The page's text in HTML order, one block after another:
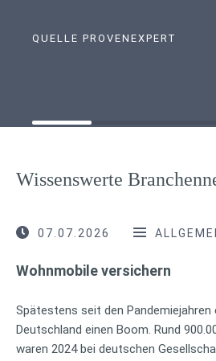
QUELLE PROVENEXPERT
Wissenswerte
07.07.2026
Wohnmobile versichern
Spätestens seit den Pandemiejahren
Deutschland einen Boom. Rund
waren 2024 bei deutschen